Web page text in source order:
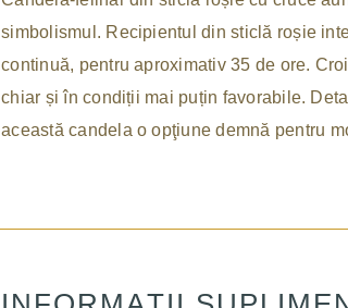
simbolismul. Recipientul din sticlă roșie
continuă, pentru aproximativ 35 de ore.
chiar și în condiții mai puțin favorabile.
această candela o opţiune demnă pentru